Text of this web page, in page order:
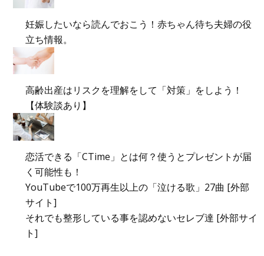
妊娠したいなら読んでおこう！赤ちゃん待ち夫婦の役
立ち情報。
高齢出産はリスクを理解をして「対策」をしよう！
【体験談あり】
恋活できる「CTime」とは何？使うとプレゼントが届
く可能性も！
YouTubeで100万再生以上の「泣ける歌」27曲 [外部
サイト]
それでも整形している事を認めないセレブ達 [外部サイ
ト]